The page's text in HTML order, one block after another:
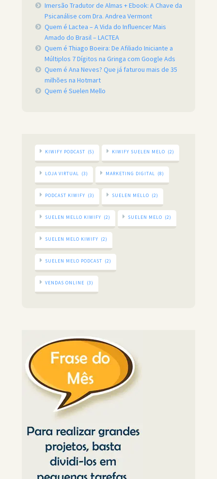
Imersão Tradutor de Almas + Ebook: A Chave da
Psicanálise com Dra. Andrea Vermont
Quem é Lactea – A Vida do Influencer Mais
Amado do Brasil – LACTEA
Quem é Thiago Boeira: De Afiliado Iniciante a
Múltiplos 7 Dígitos na Gringa com Google Ads
Quem é Ana Neves? Que já faturou mais de 35
milhões na Hotmart
Quem é Suelen Mello
KIWIFY PODCAST (5) KIWIFY SUELEN MELO (2)
LOJA VIRTUAL (3) MARKETING DIGITAL (8)
PODCAST KIWIFY (3) SUELEN MELLO (2)
SUELEN MELLO KIWIFY (2) SUELEN MELO (2)
SUELEN MELO KIWIFY (2)
SUELEN MELO PODCAST (2)
VENDAS ONLINE (3)